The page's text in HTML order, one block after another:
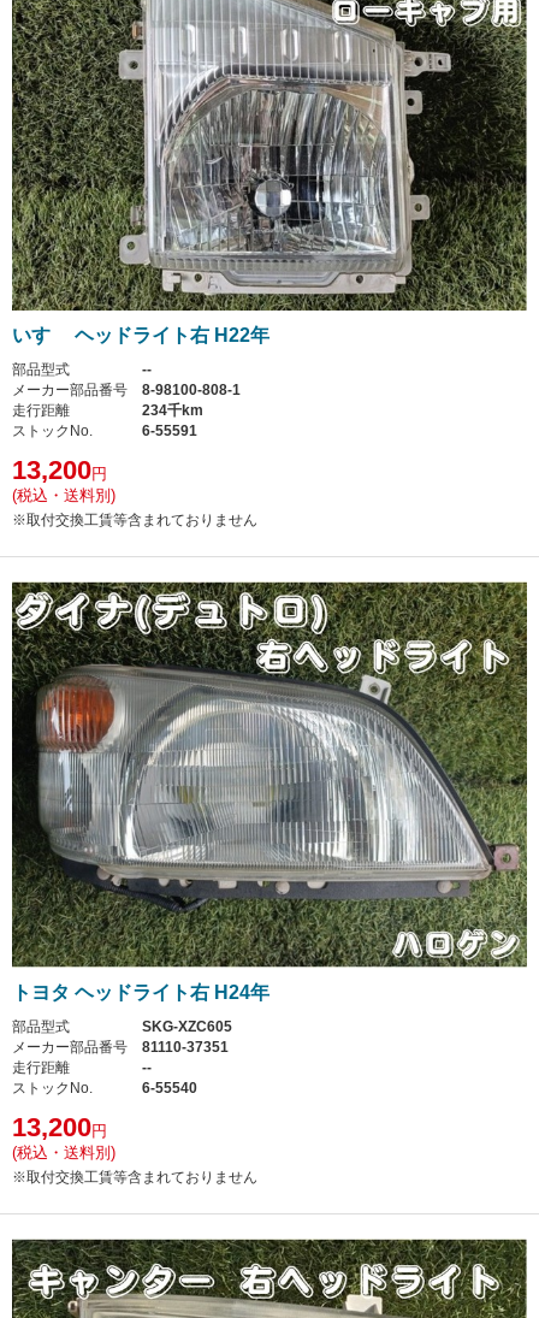
いすゞ ヘッドライト右 H22年
部品型式
--
メーカー部品番号
8-98100-808-1
走行距離
234千km
ストックNo.
6-55591
13,200円
(税込・送料別)
※取付交換工賃等含まれておりません
トヨタ ヘッドライト右 H24年
部品型式
SKG-XZC605
メーカー部品番号
81110-37351
走行距離
--
ストックNo.
6-55540
13,200円
(税込・送料別)
※取付交換工賃等含まれておりません